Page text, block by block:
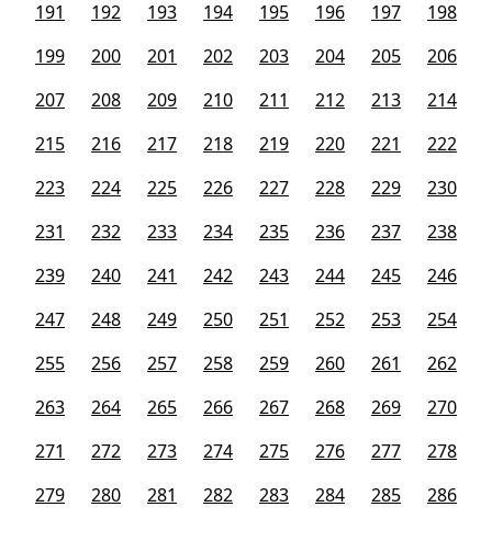
191
192 193 194 195 196 197
198
199
200 201 202 203 204 205
206
207
208 209 210 211 212 213
214
215
216 217 218 219 220 221
222
223
224 225 226 227 228 229
230
231
232 233 234 235 236 237
238
239
240 241 242 243 244 245
246
247
248 249 250 251 252 253
254
255
256 257 258 259 260 261
262
263
264 265 266 267 268 269
270
271
272 273 274 275 276 277
278
279
280 281 282 283 284 285 286